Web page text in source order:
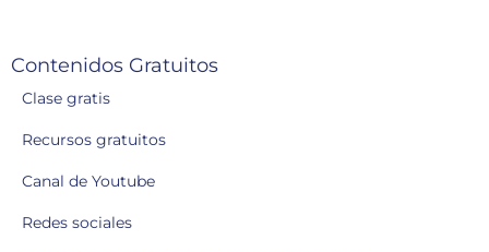
Contenidos Gratuitos
Clase gratis
Recursos gratuitos
Canal de Youtube
Redes sociales